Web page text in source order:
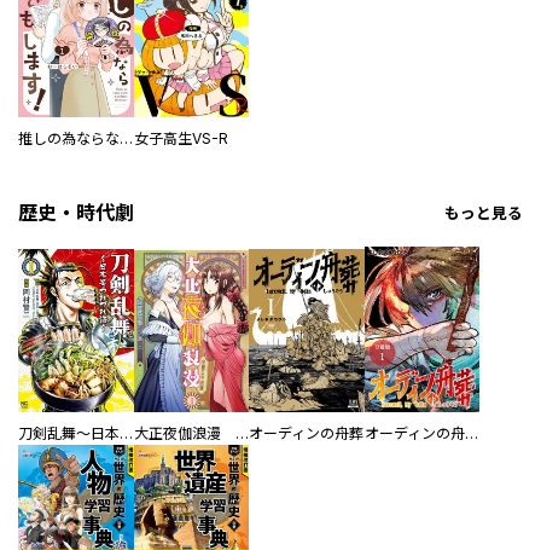
推しの為ならなんでもします！ 女子高生VS-R
歴史・時代劇 もっと見る
刀剣乱舞～日本号つれづれ酒～ 大正夜伽浪漫 －金曜日の花嫁—オーディンの舟葬 オーディンの舟葬 分冊版